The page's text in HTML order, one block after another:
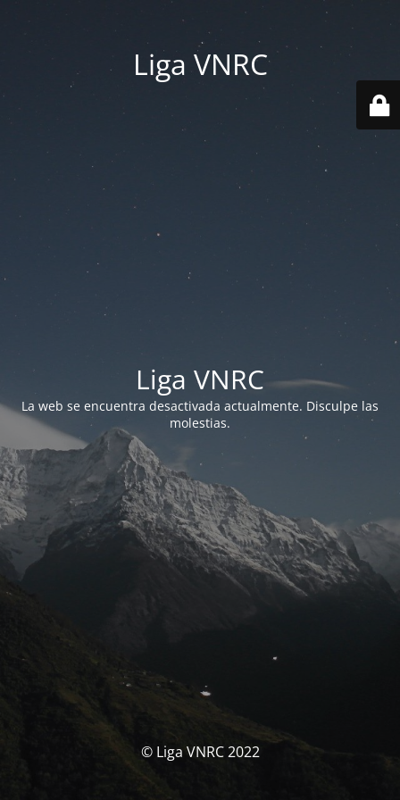
Liga VNRC
Liga VNRC
La web se encuentra desactivada actualmente. Disculpe las
molestias.
© Liga VNRC 2022